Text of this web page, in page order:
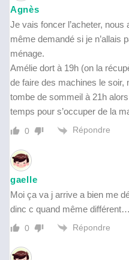
Agnès
Je vais foncer l’acheter,
même demandé si je n’allais
ménage.
Amélie dort à 19h (on la
de faire des machines le soir,
tombe de sommeil à 21h
temps pour s’occuper de la
0 Répondre
gaelle
Moi ça va j arrive a bien me
dinc c quand même
0 Répondre